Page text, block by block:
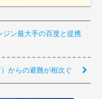
ジン最大手の百度と提携
からの避難が相次ぐ